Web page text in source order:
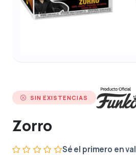
SIN EXISTENCIAS
Zorro
Sé el primero en